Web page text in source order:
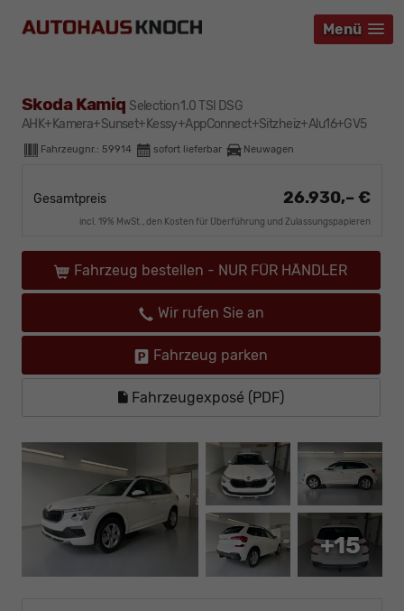
Menü
Menü
Menü
Skoda Kamiq Selection 1.0 TSI DSG
AHK+Kamera+Sunset+Kessy+AppConnect+Sitzheiz+Alu16+GV5
Fahrzeugnr.: 59914 sofort lieferbar Neuwagen
Gesamtpreis 26.930,– €
incl. 19% MwSt., den Kosten für Überführung und Zulassungspapieren
Fahrzeug bestellen - NUR FÜR HÄNDLER
Wir rufen Sie an
Fahrzeug parken
Fahrzeugexposé (PDF)
+15